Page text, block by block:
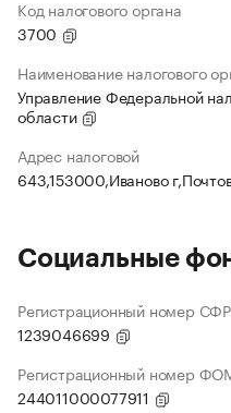
Код налогового органа
3700
Наименование налогового
Управление Федеральной
области
Адрес налоговой
643,153000,Иваново
Социальные
Регистрационный номер СФР
1239046699
Регистрационный номер
244011000077911